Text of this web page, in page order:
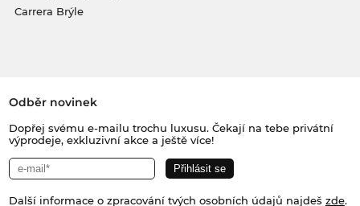
Carrera Brýle
Odběr novinek
Dopřej svému e-mailu trochu luxusu. Čekají na tebe privátní
výprodeje, exkluzivní akce a ještě více!
Další informace o zpracování tvých osobních údajů najdeš zde.